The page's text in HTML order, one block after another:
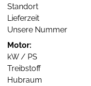
Standort
Lieferzeit
Unsere Nummer
Motor:
kW / PS
Treibstoff
Hubraum